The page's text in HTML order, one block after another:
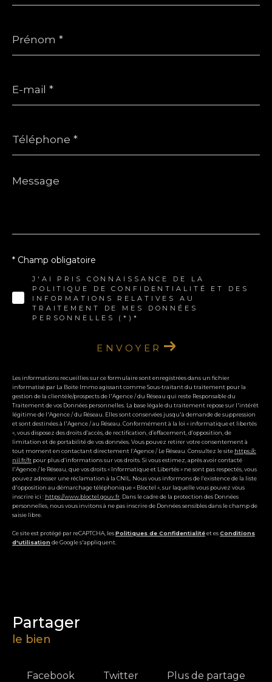
*
mail
*
*
Message
*
J'AI PRIS CONNAISSANCE DE LA
POLITIQUE DE CONFIDENTIALITÉ ET DES
INFORMATIONS RELATIVES AU
TRAITEMENT DE MES DONNÉES
PERSONNELLES (*)*
* Champ obligatoire
ENVOYER
Les informations recueillies sur ce formulaire sont enregistrées dans un fichier
informatisé par La Boite Immo agissant comme Sous-traitant du traitement pour la
gestion de la clientèle/prospects de l'Agence / du Réseau qui reste Responsable du
Traitement de vos Données personnelles. La base légale du traitement repose sur l'intérêt
légitime de l'Agence / du Réseau. Elles sont conservées jusqu'à demande de suppression
et sont destinées à l'Agence / au Réseau. Conformément à la loi « informatique et libertés
», vous disposez des droits d’accès, de rectification, d’effacement, d’opposition, de
limitation et de portabilité de vos données. Vous pouvez retirer votre consentement à
tout moment en contactant directement l’Agence / Le Réseau. Consultez le site https://c
nil.fr/fr pour plus d’informations sur vos droits. Si vous estimez, après avoir contacté
l'Agence / le Réseau, que vos droits « Informatique et Libertés » ne sont pas respectés, vous
pouvez adresser une réclamation à la CNIL. Nous vous informons de l’existence de la liste
d'opposition au démarchage téléphonique « Bloctel », sur laquelle vous pouvez vous
inscrire ici : https://www.bloctel.gouv.fr. Dans le cadre de la protection des Données
personnelles, nous vous invitons à ne pas inscrire de Données sensibles dans le champ de
saisie libre.
Ce site est protégé par reCAPTCHA, lesPolitiques de Confidentialitéet esConditions
d'utilisation de Google s'appliquent.
partager
le bien
Facebook Twitter Plus de partage